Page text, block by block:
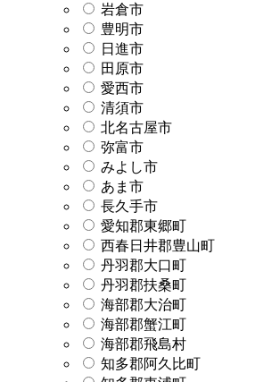
岩倉市
豊明市
日進市
田原市
愛西市
清須市
北名古屋市
弥富市
みよし市
あま市
長久手市
愛知郡東郷町
西春日井郡豊山町
丹羽郡大口町
丹羽郡扶桑町
海部郡大治町
海部郡蟹江町
海部郡飛島村
知多郡阿久比町